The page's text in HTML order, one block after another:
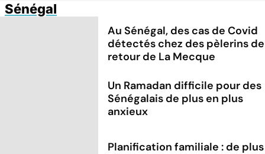
Sénégal
Au Sénégal, des cas de Covid
détectés chez des pèlerins de
retour de La Mecque
Un Ramadan difficile pour des
Sénégalais de plus en plus
anxieux
Planification familiale : de plus